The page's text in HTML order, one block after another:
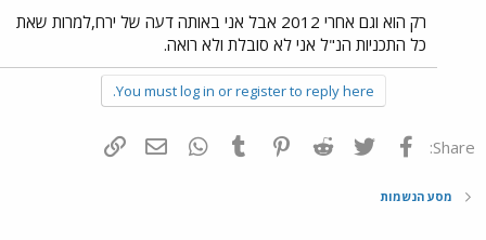
רק הוא וגם אחרי 2012 אבל אני באותה דעה של ירח,למרות שאת
כל התכניות הנ"ל אני לא סובלת ולא רואה.
You must log in or register to reply here.
Share: פייסבוק Twitter
Reddit
Pinterest
Tumblr
WhatsAppדואר אלקטרוני
מסע הנשמות